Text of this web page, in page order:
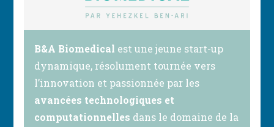
B&A Biomedical est une jeune start-up
dynamique, résolument tournée vers
l’innovation et passionnée par les
avancées technologiques et
computationnelles dans le domaine de la